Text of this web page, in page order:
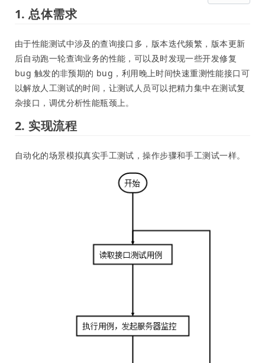
1. 总体需求
由于性能测试中涉及的查询接口多，版本迭代频繁，版本更新
后自动跑一轮查询业务的性能，可以及时发现一些开发修复
bug 触发的非预期的 bug，利用晚上时间快速重测性能接口可
以解放人工测试的时间，让测试人员可以把精力集中在测试复
杂接口，调优分析性能瓶颈上。
2. 实现流程
自动化的场景模拟真实手工测试，操作步骤和手工测试一样。